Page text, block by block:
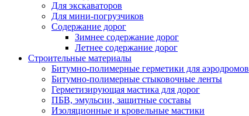
Для экскаваторов
Для мини-погрузчиков
Содержание дорог
Зимнее содержание дорог
Летнее содержание дорог
Строительные материалы
Битумно-полимерные герметики для аэродромов
Битумно-полимерные стыковочные ленты
Герметизирующая мастика для дорог
ПБВ, эмульсии, защитные составы
Изоляционные и кровельные мастики